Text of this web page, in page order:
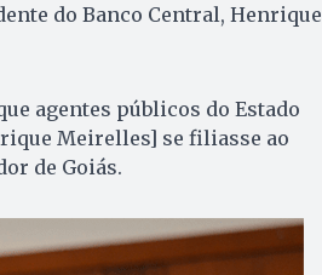
do Banco Central, Henrique
agentes públicos do Estado
Meirelles] se filiasse ao
de Goiás.